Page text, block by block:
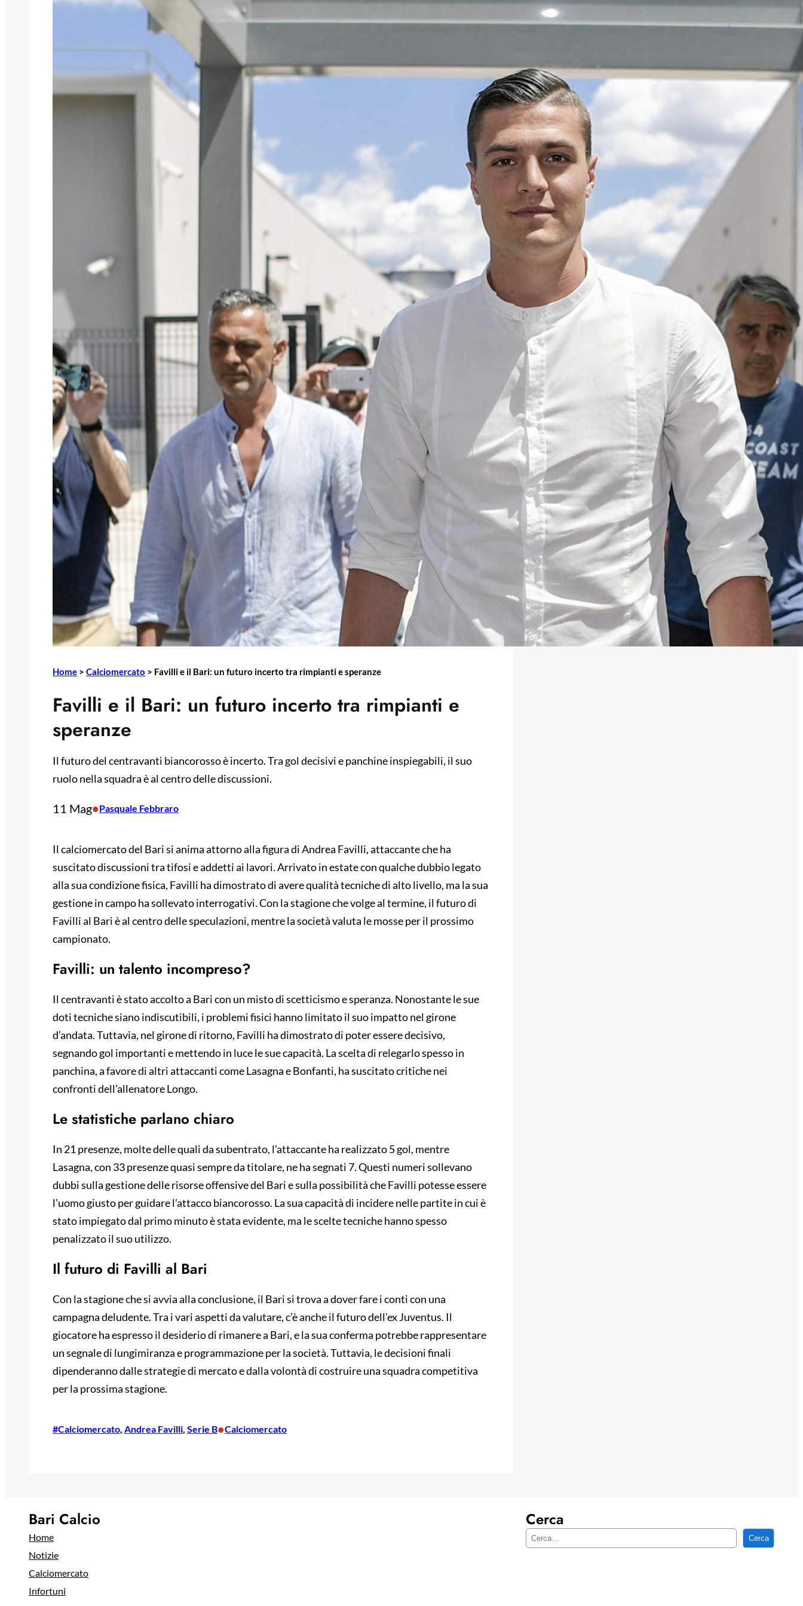
Home > Calciomercato > Favilli e il Bari: un futuro incerto tra rimpianti e speranze
Favilli e il Bari: un futuro incerto tra rimpianti e
speranze
Il futuro del centravanti biancorosso è incerto. Tra gol decisivi e panchine inspiegabili, il suo
ruolo nella squadra è al centro delle discussioni.
11 Mag•Pasquale Febbraro
Il calciomercato del Bari si anima attorno alla figura di Andrea Favilli, attaccante che ha
suscitato discussioni tra tifosi e addetti ai lavori. Arrivato in estate con qualche dubbio legato
alla sua condizione fisica, Favilli ha dimostrato di avere qualità tecniche di alto livello, ma la sua
gestione in campo ha sollevato interrogativi. Con la stagione che volge al termine, il futuro di
Favilli al Bari è al centro delle speculazioni, mentre la società valuta le mosse per il prossimo
campionato.
Favilli: un talento incompreso?
Il centravanti è stato accolto a Bari con un misto di scetticismo e speranza. Nonostante le sue
doti tecniche siano indiscutibili, i problemi fisici hanno limitato il suo impatto nel girone
d’andata. Tuttavia, nel girone di ritorno, Favilli ha dimostrato di poter essere decisivo,
segnando gol importanti e mettendo in luce le sue capacità. La scelta di relegarlo spesso in
panchina, a favore di altri attaccanti come Lasagna e Bonfanti, ha suscitato critiche nei
confronti dell’allenatore Longo.
Le statistiche parlano chiaro
In 21 presenze, molte delle quali da subentrato, l’attaccante ha realizzato 5 gol, mentre
Lasagna, con 33 presenze quasi sempre da titolare, ne ha segnati 7. Questi numeri sollevano
dubbi sulla gestione delle risorse offensive del Bari e sulla possibilità che Favilli potesse essere
l’uomo giusto per guidare l’attacco biancorosso. La sua capacità di incidere nelle partite in cui è
stato impiegato dal primo minuto è stata evidente, ma le scelte tecniche hanno spesso
penalizzato il suo utilizzo.
Il futuro di Favilli al Bari
Con la stagione che si avvia alla conclusione, il Bari si trova a dover fare i conti con una
campagna deludente. Tra i vari aspetti da valutare, c’è anche il futuro dell’ex Juventus. Il
giocatore ha espresso il desiderio di rimanere a Bari, e la sua conferma potrebbe rappresentare
un segnale di lungimiranza e programmazione per la società. Tuttavia, le decisioni finali
dipenderanno dalle strategie di mercato e dalla volontà di costruire una squadra competitiva
per la prossima stagione.
#Calciomercato, Andrea Favilli, Serie B•Calciomercato
Ripescaggio in Serie B per il Bari: la
28 Maggio 2026
non siamo una seconda squadra”
27 Maggio 2026
Bari Calcio
Home
Notizie
Calciomercato
Infortuni
Cerca
C
Cerca